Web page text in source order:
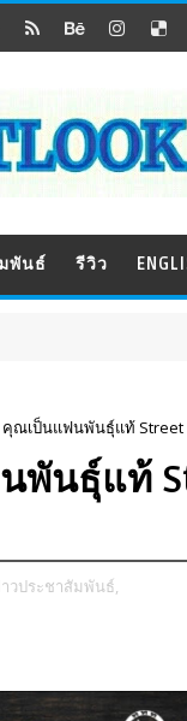
พันธ์ รีวิว
ณเป็นแฟนพันธุ์แท้ Street
นธุ์แท้
วประชาสัมพันธ์,